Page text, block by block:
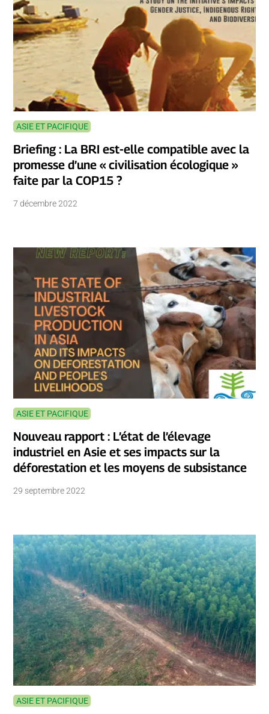
ASIE ET PACIFIQUE
Briefing : La BRI est-elle compatible avec la
promesse d’une « civilisation écologique »
faite par la COP15 ?
7 décembre 2022
ASIE ET PACIFIQUE
Nouveau rapport : L’état de l’élevage
industriel en Asie et ses impacts sur la
déforestation et les moyens de subsistance
29 septembre 2022
ASIE ET PACIFIQUE